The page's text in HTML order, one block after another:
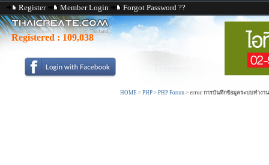
Register Member Login Forgot Password ??
Registered : 109,038
HOME > PHP > PHP Forum > error การบันทึกข้อมูลระบบทำงาน